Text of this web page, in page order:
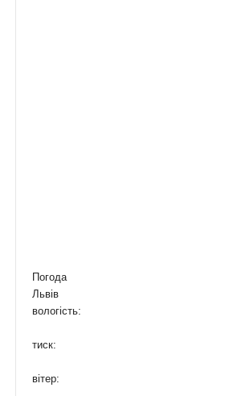
Погода
Львів
вологість:
тиск:
вітер: